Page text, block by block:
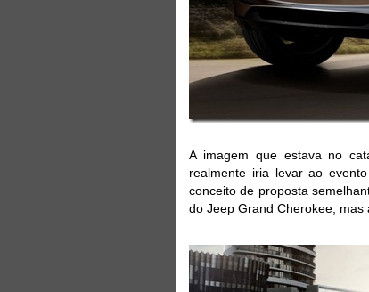
A imagem que estava no
realmente iria levar ao
conceito de proposta
do Jeep Grand Cherokee, mas